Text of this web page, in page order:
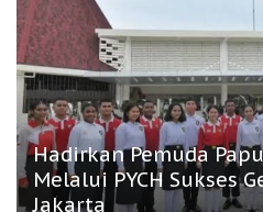
Hadirkan Pemuda
Melalui PYCH Sukses
Jakarta